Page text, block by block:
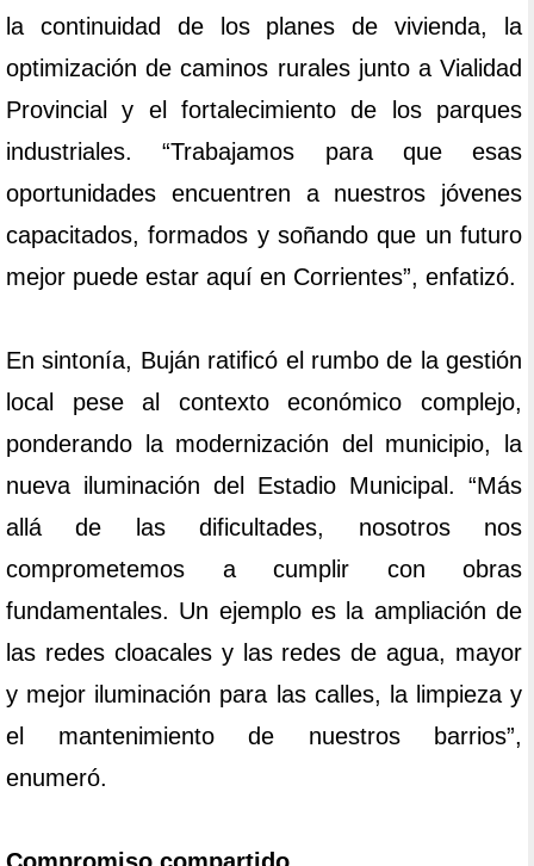
la continuidad de los planes de vivienda, la
optimización de caminos rurales junto a Vialidad
Provincial y el fortalecimiento de los parques
industriales. “Trabajamos para que esas
oportunidades encuentren a nuestros jóvenes
capacitados, formados y soñando que un futuro
mejor puede estar aquí en Corrientes”, enfatizó.
En sintonía, Buján ratificó el rumbo de la gestión
local pese al contexto económico complejo,
ponderando la modernización del municipio, la
nueva iluminación del Estadio Municipal. “Más
allá de las dificultades, nosotros nos
comprometemos a cumplir con obras
fundamentales. Un ejemplo es la ampliación de
las redes cloacales y las redes de agua, mayor
y mejor iluminación para las calles, la limpieza y
el mantenimiento de nuestros barrios”,
enumeró.